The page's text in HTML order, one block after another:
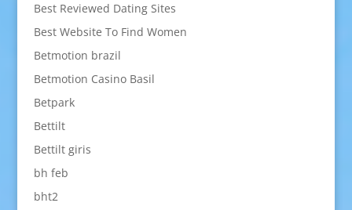
Best Reviewed Dating Sites
Best Website To Find Women
Betmotion brazil
Betmotion Casino Basil
Betpark
Bettilt
Bettilt giris
bh feb
bht2